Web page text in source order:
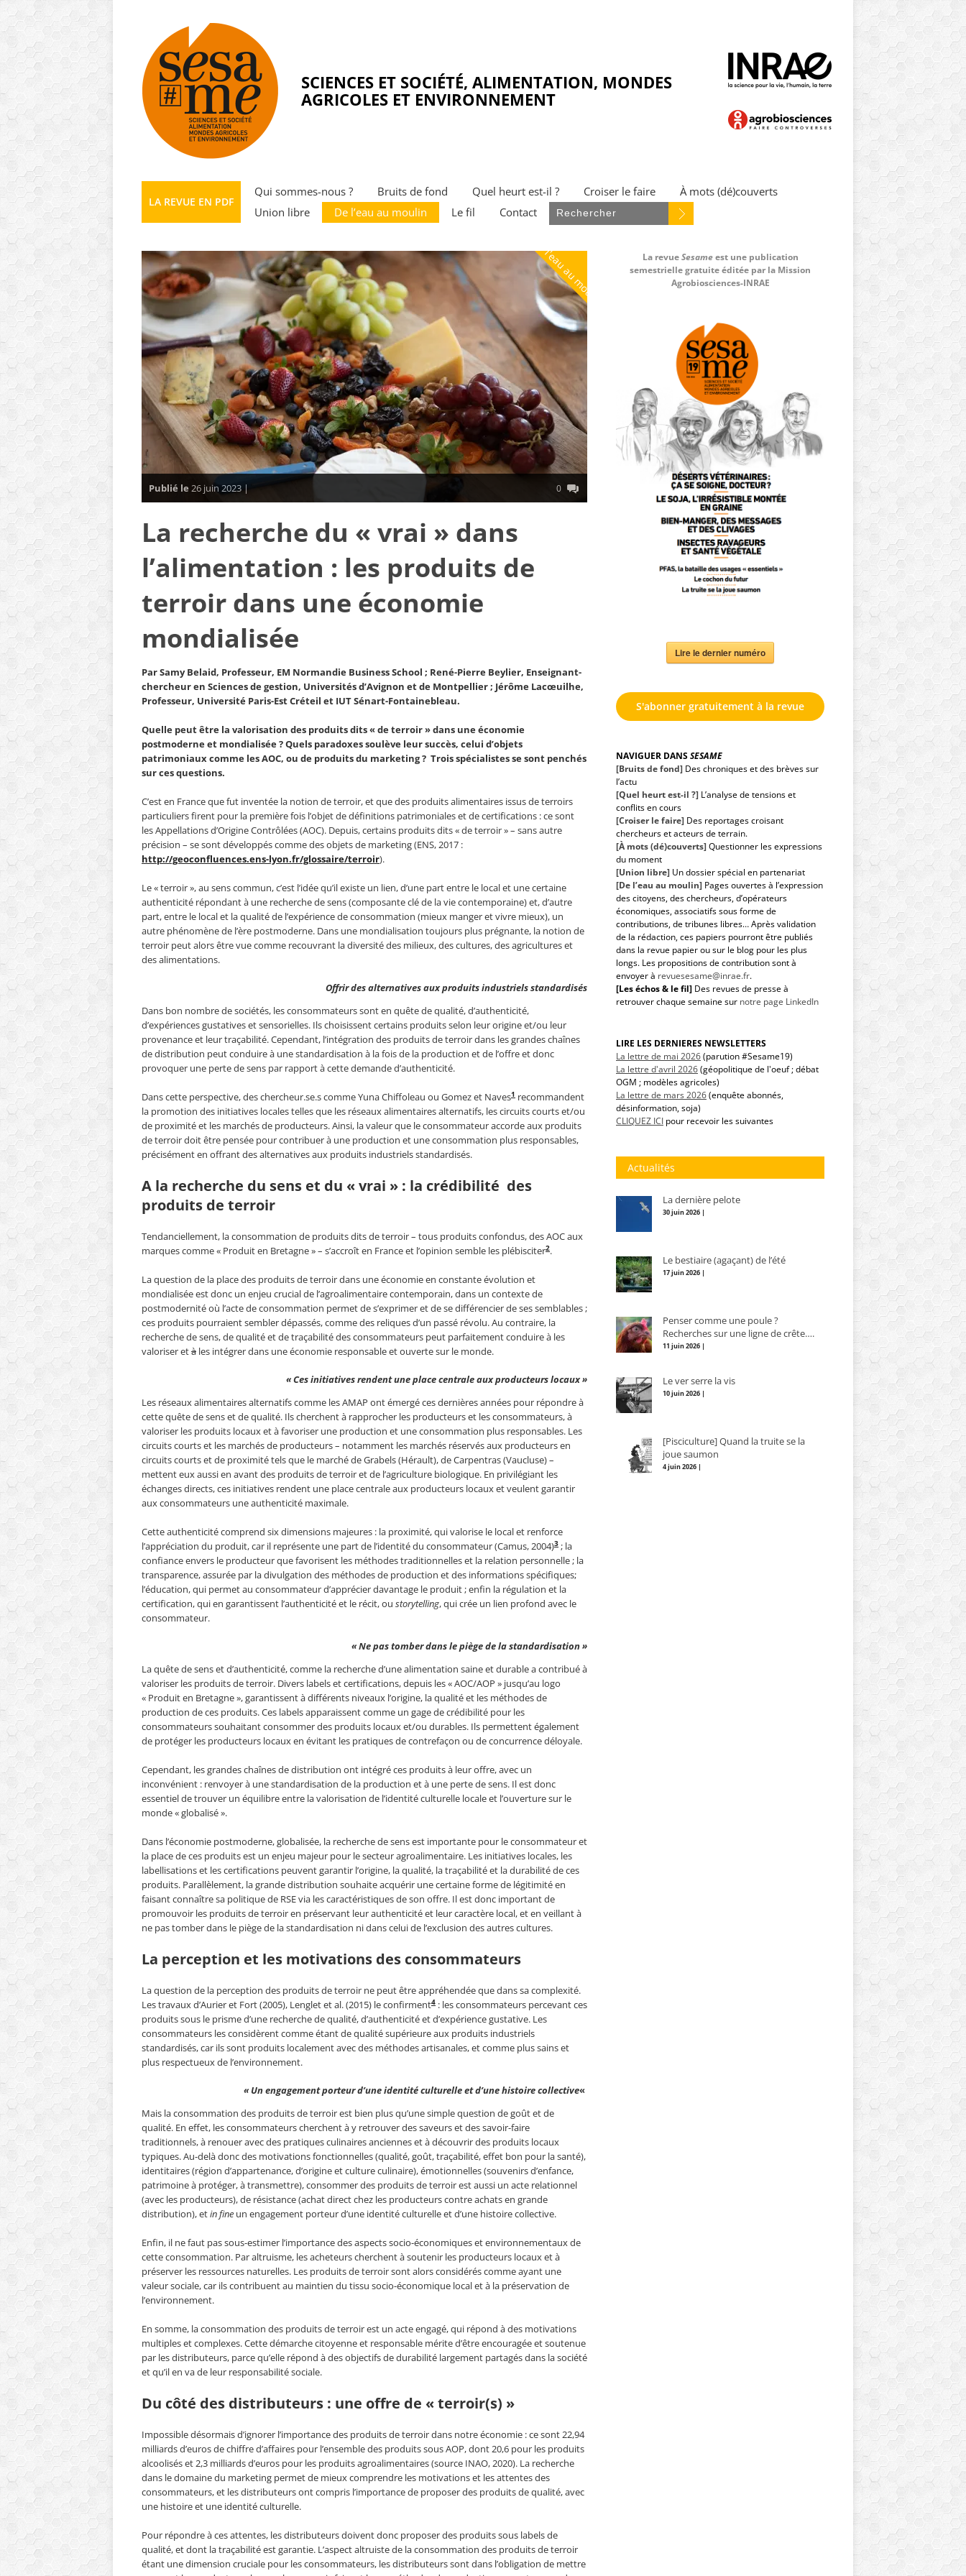
SCIENCES ET SOCIÉTÉ, ALIMENTATION, MONDES
AGRICOLES ET ENVIRONNEMENT
LA REVUE EN PDF
Qui sommes-nous ? Bruits de fond Quel heurt est-il ? Croiser le faire
À mots (dé)couverts
Union libre
De l’eau au moulin Le fil Contact
De l'eau au moulin
Publié le 26 juin 2023 | 0
La recherche du « vrai » dans
l’alimentation : les produits de
terroir dans une économie
mondialisée
Par Samy Belaid, Professeur, EM Normandie Business School ; René-Pierre Beylier, Enseignant-
chercheur en Sciences de gestion, Universités d’Avignon et de Montpellier ; Jérôme Lacœuilhe,
Professeur, Université Paris-Est Créteil et IUT Sénart-Fontainebleau.
Quelle peut être la valorisation des produits dits « de terroir » dans une économie
postmoderne et mondialisée ? Quels paradoxes soulève leur succès, celui d’objets
patrimoniaux comme les AOC, ou de produits du marketing ? Trois spécialistes se sont penchés
sur ces questions.
C’est en France que fut inventée la notion de terroir, et que des produits alimentaires issus de terroirs
particuliers firent pour la première fois l’objet de définitions patrimoniales et de certifications : ce sont
les Appellations d’Origine Contrôlées (AOC). Depuis, certains produits dits « de terroir » – sans autre
précision – se sont développés comme des objets de marketing (ENS, 2017 :
http://geoconfluences.ens-lyon.fr/glossaire/terroir).
Le « terroir », au sens commun, c’est l’idée qu’il existe un lien, d’une part entre le local et une certaine
authenticité répondant à une recherche de sens (composante clé de la vie contemporaine) et, d’autre
part, entre le local et la qualité de l’expérience de consommation (mieux manger et vivre mieux), un
autre phénomène de l’ère postmoderne. Dans une mondialisation toujours plus prégnante, la notion de
terroir peut alors être vue comme recouvrant la diversité des milieux, des cultures, des agricultures et
des alimentations.
Offrir des alternatives aux produits industriels standardisés
Dans bon nombre de sociétés, les consommateurs sont en quête de qualité, d’authenticité,
d’expériences gustatives et sensorielles. Ils choisissent certains produits selon leur origine et/ou leur
provenance et leur traçabilité. Cependant, l’intégration des produits de terroir dans les grandes chaînes
de distribution peut conduire à une standardisation à la fois de la production et de l’offre et donc
provoquer une perte de sens par rapport à cette demande d’authenticité.
Dans cette perspective, des chercheur.se.s comme Yuna Chiffoleau ou Gomez et Naves1 recommandent
la promotion des initiatives locales telles que les réseaux alimentaires alternatifs, les circuits courts et/ou
de proximité et les marchés de producteurs. Ainsi, la valeur que le consommateur accorde aux produits
de terroir doit être pensée pour contribuer à une production et une consommation plus responsables,
précisément en offrant des alternatives aux produits industriels standardisés.
A la recherche du sens et du « vrai » : la crédibilité des
produits de terroir
Tendanciellement, la consommation de produits dits de terroir – tous produits confondus, des AOC aux
marques comme « Produit en Bretagne » – s’accroît en France et l’opinion semble les plébisciter2.
La question de la place des produits de terroir dans une économie en constante évolution et
mondialisée est donc un enjeu crucial de l’agroalimentaire contemporain, dans un contexte de
postmodernité où l’acte de consommation permet de s’exprimer et de se différencier de ses semblables ;
ces produits pourraient sembler dépassés, comme des reliques d’un passé révolu. Au contraire, la
recherche de sens, de qualité et de traçabilité des consommateurs peut parfaitement conduire à les
valoriser età les intégrer dans une économie responsable et ouverte sur le monde.
« Ces initiatives rendent une place centrale aux producteurs locaux »
Les réseaux alimentaires alternatifs comme les AMAP ont émergé ces dernières années pour répondre à
cette quête de sens et de qualité. Ils cherchent à rapprocher les producteurs et les consommateurs, à
valoriser les produits locaux et à favoriser une production et une consommation plus responsables. Les
circuits courts et les marchés de producteurs – notamment les marchés réservés aux producteurs en
circuits courts et de proximité tels que le marché de Grabels (Hérault), de Carpentras (Vaucluse) –
mettent eux aussi en avant des produits de terroir et de l’agriculture biologique. En privilégiant les
échanges directs, ces initiatives rendent une place centrale aux producteurs locaux et veulent garantir
aux consommateurs une authenticité maximale.
Cette authenticité comprend six dimensions majeures : la proximité, qui valorise le local et renforce
l’appréciation du produit, car il représente une part de l’identité du consommateur (Camus, 2004)3 ; la
confiance envers le producteur que favorisent les méthodes traditionnelles et la relation personnelle ; la
transparence, assurée par la divulgation des méthodes de production et des informations spécifiques;
l’éducation, qui permet au consommateur d’apprécier davantage le produit ; enfin la régulation et la
certification, qui en garantissent l’authenticité et le récit, ou storytelling, qui crée un lien profond avec le
consommateur.
« Ne pas tomber dans le piège de la standardisation »
La quête de sens et d’authenticité, comme la recherche d’une alimentation saine et durable a contribué à
valoriser les produits de terroir. Divers labels et certifications, depuis les « AOC/AOP » jusqu’au logo
« Produit en Bretagne », garantissent à différents niveaux l’origine, la qualité et les méthodes de
production de ces produits. Ces labels apparaissent comme un gage de crédibilité pour les
consommateurs souhaitant consommer des produits locaux et/ou durables. Ils permettent également
de protéger les producteurs locaux en évitant les pratiques de contrefaçon ou de concurrence déloyale.
Cependant, les grandes chaînes de distribution ont intégré ces produits à leur offre, avec un
inconvénient : renvoyer à une standardisation de la production et à une perte de sens. Il est donc
essentiel de trouver un équilibre entre la valorisation de l’identité culturelle locale et l’ouverture sur le
monde « globalisé ».
Dans l’économie postmoderne, globalisée, la recherche de sens est importante pour le consommateur et
la place de ces produits est un enjeu majeur pour le secteur agroalimentaire. Les initiatives locales, les
labellisations et les certifications peuvent garantir l’origine, la qualité, la traçabilité et la durabilité de ces
produits. Parallèlement, la grande distribution souhaite acquérir une certaine forme de légitimité en
faisant connaître sa politique de RSE via les caractéristiques de son offre. Il est donc important de
promouvoir les produits de terroir en préservant leur authenticité et leur caractère local, et en veillant à
ne pas tomber dans le piège de la standardisation ni dans celui de l’exclusion des autres cultures.
La perception et les motivations des consommateurs
La question de la perception des produits de terroir ne peut être appréhendée que dans sa complexité.
Les travaux d’Aurier et Fort (2005), Lenglet et al. (2015) le confirment4 : les consommateurs percevant ces
produits sous le prisme d’une recherche de qualité, d’authenticité et d’expérience gustative. Les
consommateurs les considèrent comme étant de qualité supérieure aux produits industriels
standardisés, car ils sont produits localement avec des méthodes artisanales, et comme plus sains et
plus respectueux de l’environnement.
« Un engagement porteur d’une identité culturelle et d’une histoire collective«
Mais la consommation des produits de terroir est bien plus qu’une simple question de goût et de
qualité. En effet, les consommateurs cherchent à y retrouver des saveurs et des savoir-faire
traditionnels, à renouer avec des pratiques culinaires anciennes et à découvrir des produits locaux
typiques. Au-delà donc des motivations fonctionnelles (qualité, goût, traçabilité, effet bon pour la santé),
identitaires (région d’appartenance, d’origine et culture culinaire), émotionnelles (souvenirs d’enfance,
patrimoine à protéger, à transmettre), consommer des produits de terroir est aussi un acte relationnel
(avec les producteurs), de résistance (achat direct chez les producteurs contre achats en grande
distribution), etin fine un engagement porteur d’une identité culturelle et d’une histoire collective.
Enfin, il ne faut pas sous-estimer l’importance des aspects socio-économiques et environnementaux de
cette consommation. Par altruisme, les acheteurs cherchent à soutenir les producteurs locaux et à
préserver les ressources naturelles. Les produits de terroir sont alors considérés comme ayant une
valeur sociale, car ils contribuent au maintien du tissu socio-économique local et à la préservation de
l’environnement.
En somme, la consommation des produits de terroir est un acte engagé, qui répond à des motivations
multiples et complexes. Cette démarche citoyenne et responsable mérite d’être encouragée et soutenue
par les distributeurs, parce qu’elle répond à des objectifs de durabilité largement partagés dans la société
et qu’il en va de leur responsabilité sociale.
Du côté des distributeurs : une offre de « terroir(s) »
Impossible désormais d’ignorer l’importance des produits de terroir dans notre économie : ce sont 22,94
milliards d’euros de chiffre d’affaires pour l’ensemble des produits sous AOP, dont 20,6 pour les produits
alcoolisés et 2,3 milliards d’euros pour les produits agroalimentaires (source INAO, 2020). La recherche
dans le domaine du marketing permet de mieux comprendre les motivations et les attentes des
consommateurs, et les distributeurs ont compris l’importance de proposer des produits de qualité, avec
une histoire et une identité culturelle.
Pour répondre à ces attentes, les distributeurs doivent donc proposer des produits sous labels de
qualité, et dont la traçabilité est garantie. L’aspect altruiste de la consommation des produits de terroir
étant une dimension cruciale pour les consommateurs, les distributeurs sont dans l’obligation de mettre
La revueSesameest une publication
semestrielle gratuite éditée par la Mission
Agrobiosciences-INRAE
Lire le dernier numéro
S'abonner gratuitement à la revue
NAVIGUER DANSSESAME
[Bruits de fond] Des chroniques et des brèves sur
l’actu
[Quel heurt est-il ?] L’analyse de tensions et
conflits en cours
[Croiser le faire] Des reportages croisant
chercheurs et acteurs de terrain.
[À mots (dé)couverts]Questionner les expressions
du moment
[Union libre] Un dossier spécial en partenariat
[De l’eau au moulin] Pages ouvertes à l’expression
des citoyens, des chercheurs, d’opérateurs
économiques, associatifs sous forme de
contributions, de tribunes libres… Après validation
de la rédaction, ces papiers pourront être publiés
dans la revue papier ou sur le blog pour les plus
longs. Les propositions de contribution sont à
envoyer à revuesesame@inrae.fr.
[Les échos & le fil] Des revues de presse à
retrouver chaque semaine sur notre page LinkedIn
LIRE LES DERNIERES NEWSLETTERS
La lettre de mai 2026(parution #Sesame19)
La lettre d'avril 2026(géopolitique de l'oeuf ; débat
OGM ; modèles agricoles)
La lettre de mars 2026(enquête abonnés,
désinformation, soja)
CLIQUEZ ICI pour recevoir les suivantes
Actualités
La dernière pelote
30 juin 2026 |
Le bestiaire (agaçant) de l’été
17 juin 2026 |
Penser comme une poule ?
Recherches sur une ligne de crête….
11 juin 2026 |
Le ver serre la vis
10 juin 2026 |
[Pisciculture] Quand la truite se la
joue saumon
4 juin 2026 |